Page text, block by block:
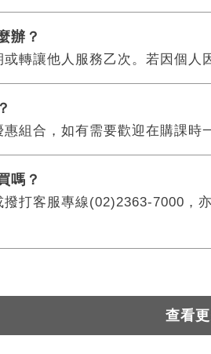
您將收到一封Email，請
系統偵測到您的
確定
辦 ？
轉讓他人服務乙次。若因個人
？
組合，如有需要歡迎在購課時
嗎？
打客服專線(02)2363-7000，
查看